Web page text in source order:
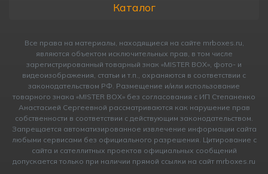
Каталог
Все права на материалы, находящиеся на сайте mrboxes.ru,
являются объектом исключительных прав, в том числе
зарегистрированный товарный знак «MISTER BOX», фото- и
видеоизображения, статьи и т.п., охраняются в соответствии с
законодательством РФ. Размещение и/или использование
товарного знака «MISTER BOX» без согласования с ИП Cтепаненко
Анастасией Сергеевной рассматриваются как нарушение прав
собственности в соответствии с действующим законодательством.
Запрещается автоматизированное извлечение информации сайта
любыми сервисами без официального разрешения. Цитирование с
сайта и сателлитных проектов официальных сообщений
допускается только при наличии прямой ссылки на сайт mrboxes.ru